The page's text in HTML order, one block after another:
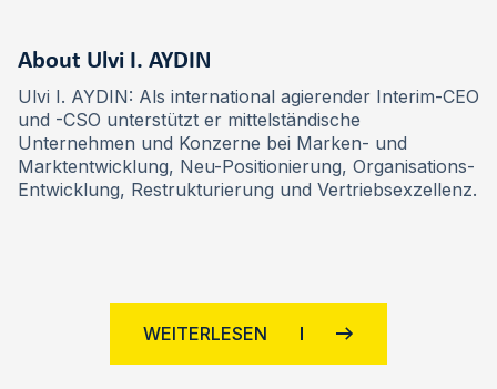
About Ulvi I. AYDIN
Ulvi I. AYDIN: Als international agierender Interim-CEO
und -CSO unterstützt er mittelständische
Unternehmen und Konzerne bei Marken- und
Marktentwicklung, Neu-Positionierung, Organisations-
Entwicklung, Restrukturierung und Vertriebsexzellenz.
WEITERLESEN